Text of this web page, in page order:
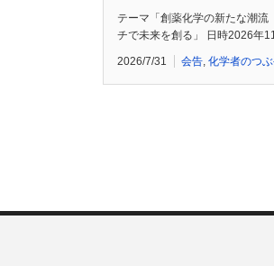
テーマ「創薬化学の新たな潮
チで未来を創る」 日時2026年
2026/7/31 会告, 化学者のつぶ